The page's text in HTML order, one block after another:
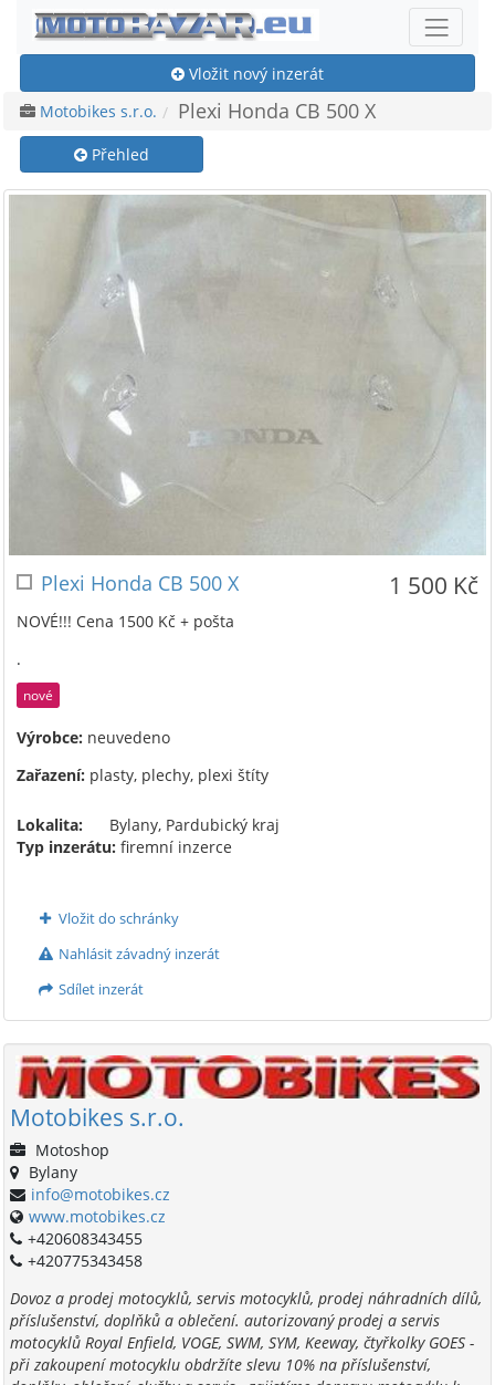
Vložit nový inzerát
Motobikes s.r.o.
Plexi Honda CB 500 X
Přehled
1 500 Kč
Plexi Honda CB 500 X
NOVÉ!!! Cena 1500 Kč + pošta
.
nové
Výrobce: neuvedeno
Zařazení: plasty, plechy, plexi štíty
Lokalita:
Bylany, Pardubický kraj
Typ inzerátu: firemní inzerce
Vložit do schránky
Nahlásit závadný inzerát
Sdílet inzerát
Motobikes s.r.o.
Motoshop
Bylany
info@motobikes.cz
www.motobikes.cz
+420608343455
+420775343458
Dovoz a prodej motocyklů, servis motocyklů, prodej náhradních dílů,
příslušenství, doplňků a oblečení. autorizovaný prodej a servis
motocyklů Royal Enfield, VOGE, SWM, SYM, Keeway, čtyřkolky GOES -
při zakoupení motocyklu obdržíte slevu 10% na příslušenství,